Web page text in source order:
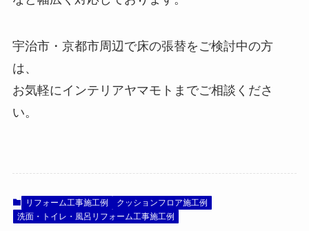
宇治市・京都市周辺で床の張替をご検討中の方
は、
お気軽にインテリアヤマモトまでご相談くださ
い。
リフォーム工事施工例
クッションフロア施工例
洗面・トイレ・風呂リフォーム工事施工例